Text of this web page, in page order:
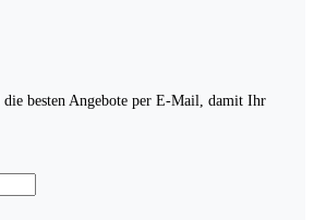
die besten Angebote per E-Mail, damit Ihr